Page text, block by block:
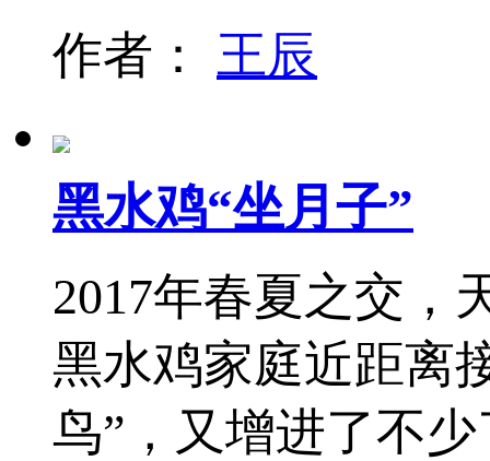
作者： 王辰
黑水鸡“坐月子”
2017年春夏之交，
黑水鸡家庭近距离
鸟”，又增进了不